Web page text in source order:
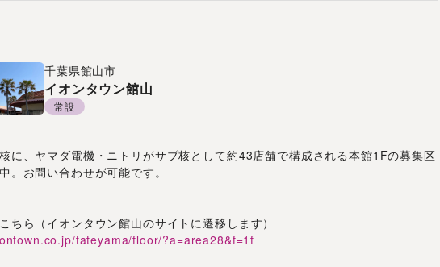
千葉県館山市
イオンタウン館山
常設
に、ヤマダ電機・ニトリがサブ核として約43店舗で構成される本館1Fの募集区
。お問い合わせが可能です。
ちら（イオンタウン館山のサイトに遷移します）
tateyama/floor/?a=area28&f=1f